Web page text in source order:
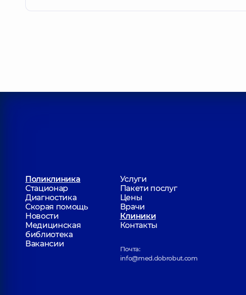
Поликлиника
Услуги
Стационар
Пакети послуг
Диагностика
Цены
Скорая помощь
Врачи
Новости
Клиники
Медицинская
библиотека
Контакты
Вакансии
Почта:
info@med.dobrobut.com